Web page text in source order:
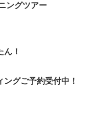
ングツアー
ん！
ングご予約受付中！